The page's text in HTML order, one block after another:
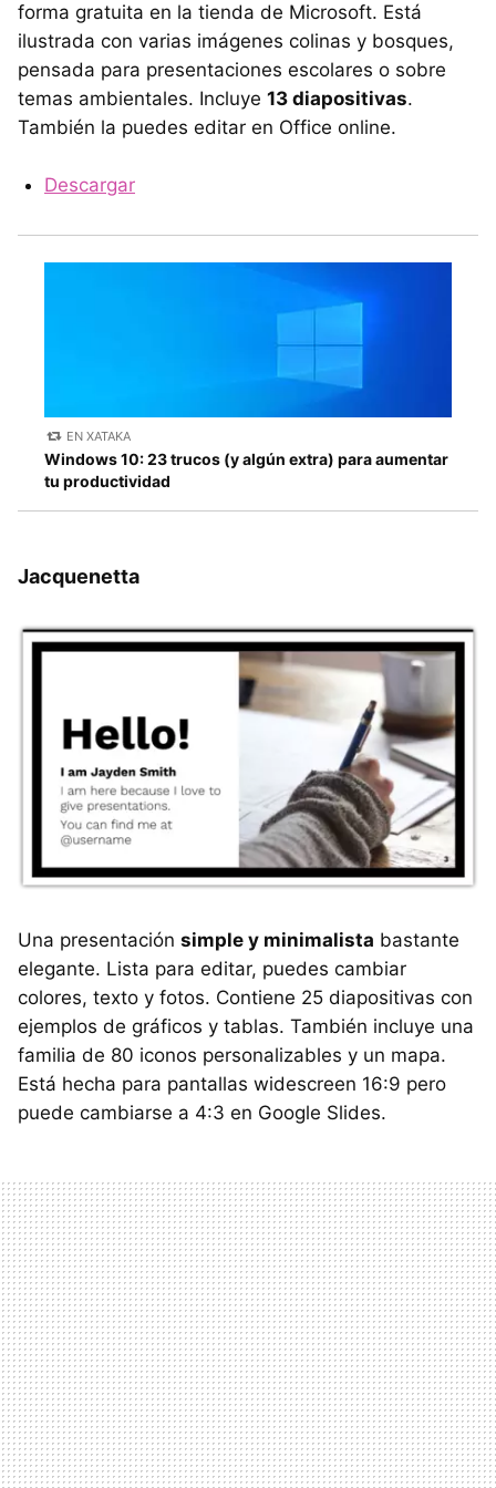
forma gratuita en la tienda de Microsoft. Está
ilustrada con varias imágenes colinas y bosques,
pensada para presentaciones escolares o sobre
temas ambientales. Incluye 13 diapositivas.
También la puedes editar en Office online.
Descargar
EN XATAKA
Windows 10: 23 trucos (y algún extra) para aumentar
tu productividad
Jacquenetta
Una presentación simple y minimalista bastante
elegante. Lista para editar, puedes cambiar
colores, texto y fotos. Contiene 25 diapositivas con
ejemplos de gráficos y tablas. También incluye una
familia de 80 iconos personalizables y un mapa.
Está hecha para pantallas widescreen 16:9 pero
puede cambiarse a 4:3 en Google Slides.